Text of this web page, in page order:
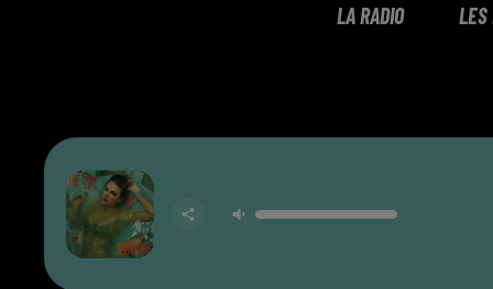
LA RADIO LES